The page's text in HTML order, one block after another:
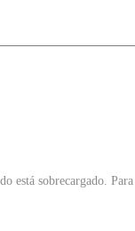
está sobrecargado.